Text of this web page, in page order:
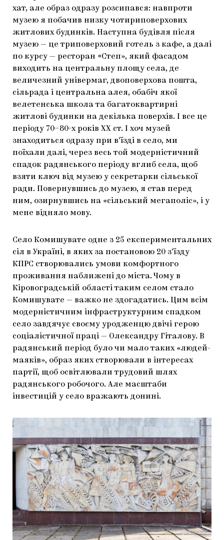
хат, але образ одразу розсипався: навпроти
музею я побачив низку чотириповерхових
житлових будинків. Наступна будівля після
музею — це триповерховий готель з кафе, а далі
по курсу — ресторан «Степ», який фасадом
виходить на центральну площу села, де
величезний універмаг, двоповерхова пошта,
сільрада і центральна алея, обабіч якої
велетенська школа та багатоквартирні
житлові будинки на декілька поверхів. І все це
періоду 70–80-х років ХХ ст. І хоч музей
знаходиться одразу при в’їзді в село, ми
поїхали далі, через весь той модерністичний
спадок радянського періоду вглиб села, щоб
взяти ключ від музею у секретарки сільської
ради. Повернувшись до музею, я став перед
ним, озирнувшись на «сільський мегаполіс», і у
мене відняло мову.
Село Комишувате одне з 25 експериментальних
сіл в Україні, в яких за постановою 20 з’їзду
КПРС створювались умови комфортного
проживання наближені до міста. Чому в
Кіровоградській області таким селом стало
Комишувате — важко не здогадатись. Цим всім
модерністичним інфраструктурним спадком
село завдячує своєму уродженцю двічі герою
соціалістичної праці — Олександру Гіталову. В
радянський період було чи мало таких «людей-
маяків», образ яких створювали в інтересах
партії, щоб освітлювали трудовий шлях
радянського робочого. Але масштаби
інвестицій у село вражають донині.